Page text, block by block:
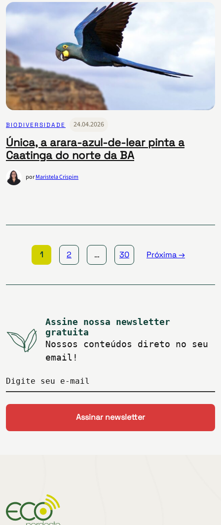
BIODIVERSIDADE 24.04.2026
Única, a arara-azul-de-lear pinta a
Caatinga do norte da BA
porMaristela Crispim
de
1 2 … 30 Próxima →
Assine nossa newsletter
gratuita
Nossos conteúdos direto no seu
email!
Digite seu e-mail